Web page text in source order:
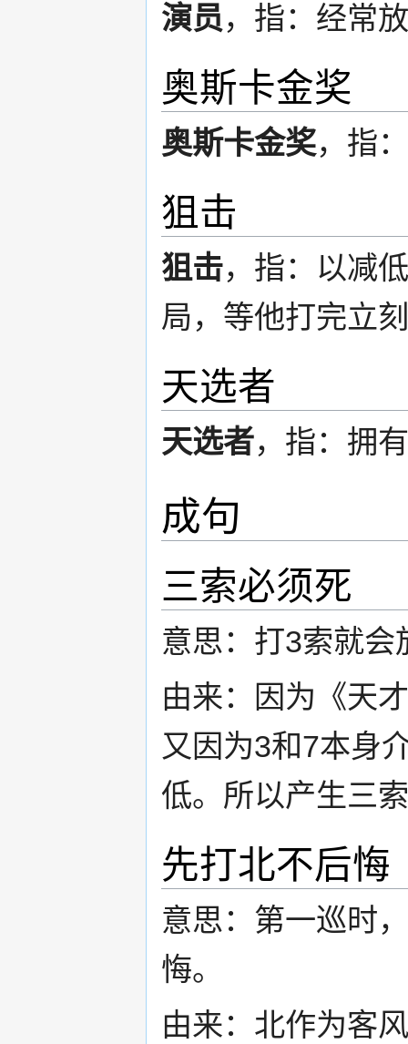
演员 ，指：经常
奥斯卡金奖
奥斯卡金奖，指
狙击
狙击，指：以减
局，等他打完立
天选者
天选者，指：拥
成句
三索必须死
意思：打3索就会
由来：因为《天
又因为3和7本身
低。所以产生三
先打北不后悔
意思：第一巡时
悔。
由来：北作为客